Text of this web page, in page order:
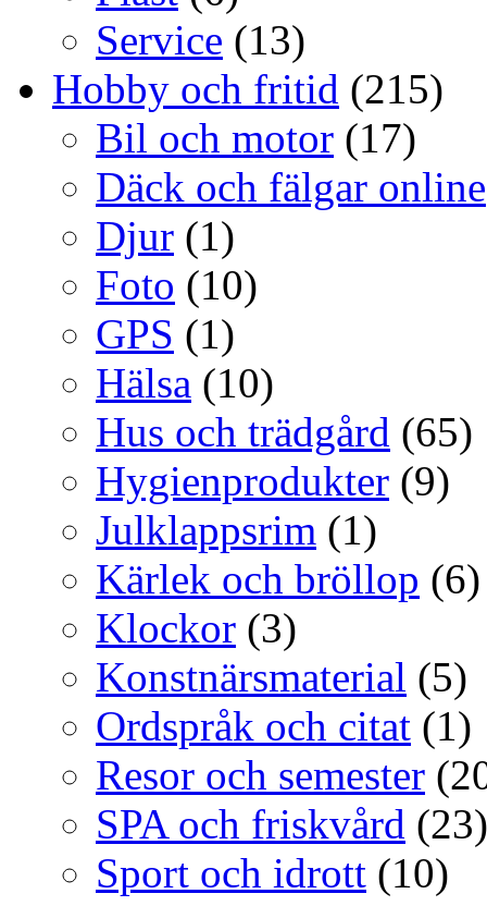
Service (13)
Hobby och fritid (215)
Bil och motor (17)
Däck och fälgar online
Djur (1)
Foto (10)
GPS (1)
Hälsa (10)
Hus och trädgård (65)
Hygienprodukter (9)
Julklappsrim (1)
Kärlek och bröllop (6)
Klockor (3)
Konstnärsmaterial (5)
Ordspråk och citat (1)
Resor och semester
SPA och friskvård (23)
Sport och idrott (10)